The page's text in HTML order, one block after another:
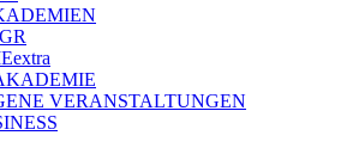
VERANSTALTUNGEN